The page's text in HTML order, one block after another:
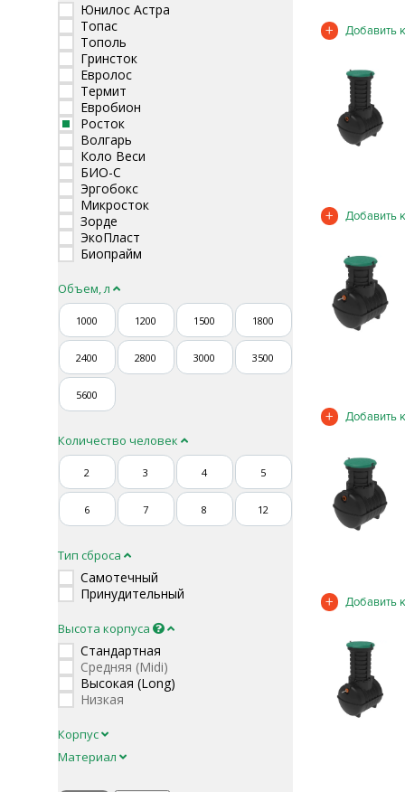
Юнилос Астра
Топас
Тополь
Гринсток
Евролос
Термит
Евробион
Росток
Волгарь
Коло Веси
БИО-С
Эргобокс
Микросток
Зорде
ЭкоПласт
Биопрайм
Объем, л
1000 1200 1500 1800
2400 2800 3000 3500
5600
Количество человек
2 3 4 5
6 7 8 12
Тип сброса
Самотечный
Принудительный
Высота корпуса
Стандартная
Средняя (Midi)
Высокая (Long)
Низкая
Корпус
Материал